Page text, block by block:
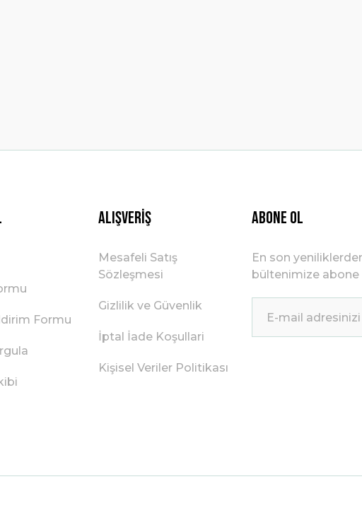
Formu
Alışveriş
Mesafeli Satış
Sözleşmesi
Gizlilik ve Güvenlik
İptal İade Koşullari
Kişisel Veriler Politikası
ABONE OL
En son
bültenimize abone